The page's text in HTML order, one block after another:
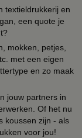
textieldrukkerij en
een quote je
mokken, petjes,
met een eigen
en zo maak
jouw partners in
Of het nu
koussen zijn - als
voor jou!